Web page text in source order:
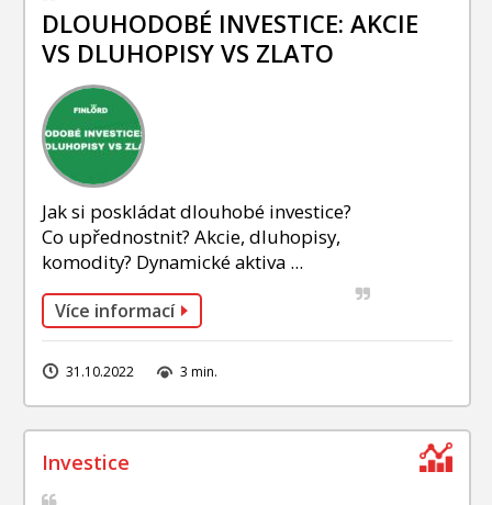
DLOUHODOBÉ INVESTICE: AKCIE
VS DLUHOPISY VS ZLATO
Jak si poskládat dlouhobé investice?
Co upřednostnit? Akcie, dluhopisy,
komodity? Dynamické aktiva ...
Více informací
31.10.2022 3 min.